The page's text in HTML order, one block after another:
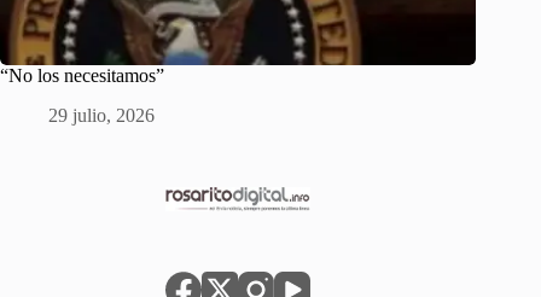
“No los necesitamos”
29 julio, 2026